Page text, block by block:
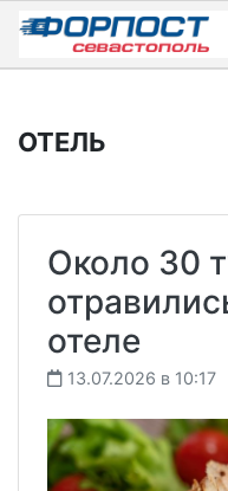
Skip
content
ОТЕЛЬ
Около 30
отеле
13.07.2026 в 10:17